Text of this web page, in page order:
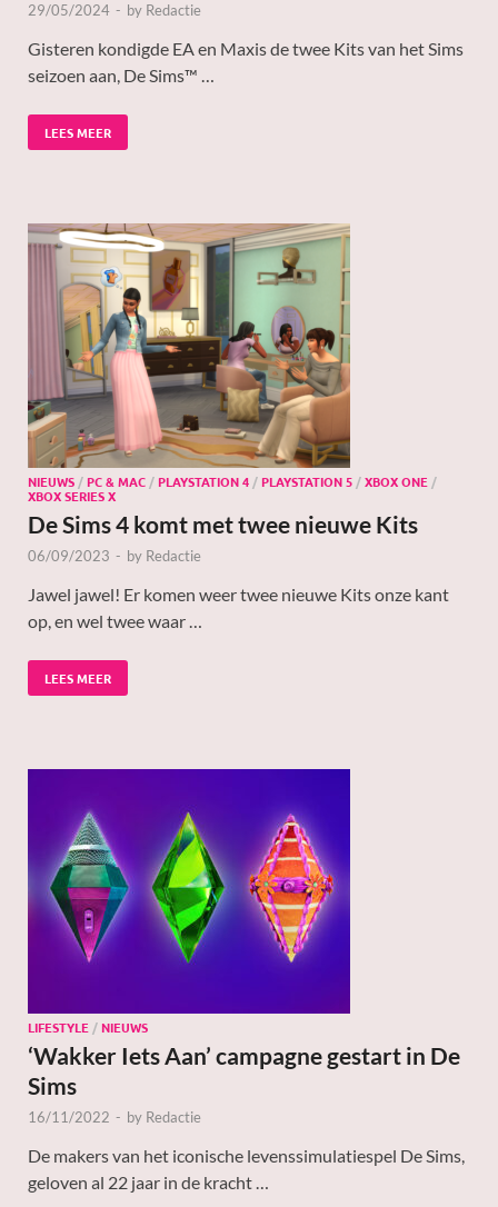
29/05/2024 - by Redactie
Gisteren kondigde EA en Maxis de twee Kits van het Sims
seizoen aan, De Sims™ …
LEES MEER
NIEUWS /PC & MAC /PLAYSTATION 4 /PLAYSTATION 5 /XBOX ONE /
XBOX SERIES X
De Sims 4 komt met twee nieuwe Kits
06/09/2023 - by Redactie
Jawel jawel! Er komen weer twee nieuwe Kits onze kant
op, en wel twee waar …
LEES MEER
LIFESTYLE /NIEUWS
‘Wakker Iets Aan’ campagne gestart in De
Sims
16/11/2022 - by Redactie
De makers van het iconische levenssimulatiespel De Sims,
geloven al 22 jaar in de kracht …